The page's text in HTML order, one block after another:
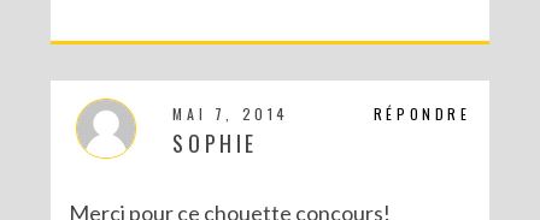
RÉPONDRE
MAI 7, 2014
SOPHIE
Merci pour ce chouette concours!